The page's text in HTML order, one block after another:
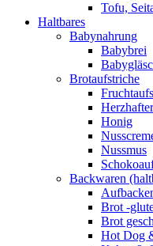
Tofu,
Haltbares
Babynahrung
Babybrei
Brotaufstriche
Honig
Nussmus
Backwaren
Brot -
Brot
Hot Dog